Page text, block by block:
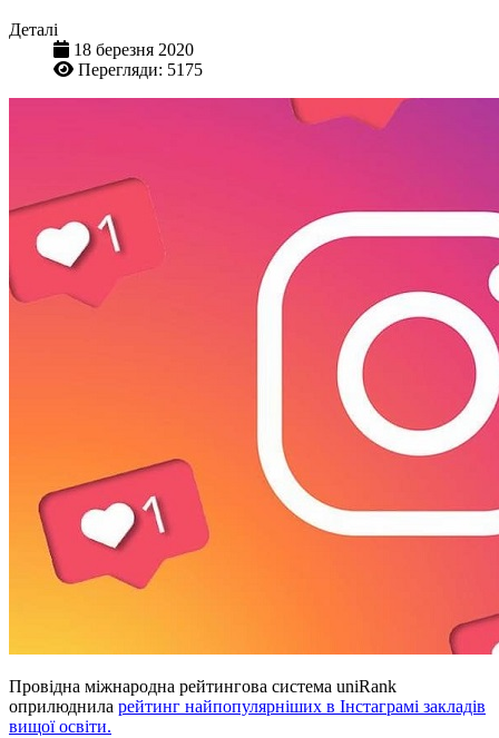
Деталі
18 березня 2020
Перегляди: 5175
Провідна міжнародна рейтингова система uniRank
оприлюднила рейтинг найпопулярніших в Інстаграмі закладів
вищої освіти.